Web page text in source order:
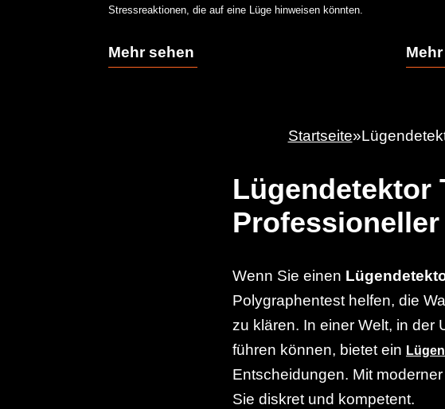
Stressreaktionen, die auf eine Lüge hinweisen könnten.
Mehr sehen
Startseite»
Lügendetektor
Wenn Sie einen
Polygraphentest helfen, die
zu klären. In einer Welt, in der
führen können, bietet ein
Entscheidungen. Mit
Sie diskret und kompetent.